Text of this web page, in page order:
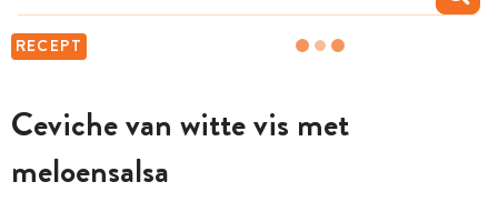
RECEPT
Ceviche van witte vis met
meloensalsa
MIJN BEWAARDE RECEPTEN